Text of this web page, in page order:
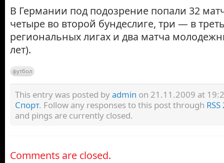
В Германии под подозрение попали 32
четыре во второй бундеслиге, три — в
региональных лигах и два матча
лет).
футбол
This entry was posted byadmin on 21.11.2009 at
Спорт. Follow any responses to this post through
and pings are currently closed.
Comments are closed.